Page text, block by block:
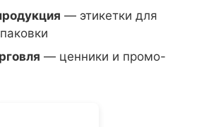
— этикетки для
— ценники и промо-